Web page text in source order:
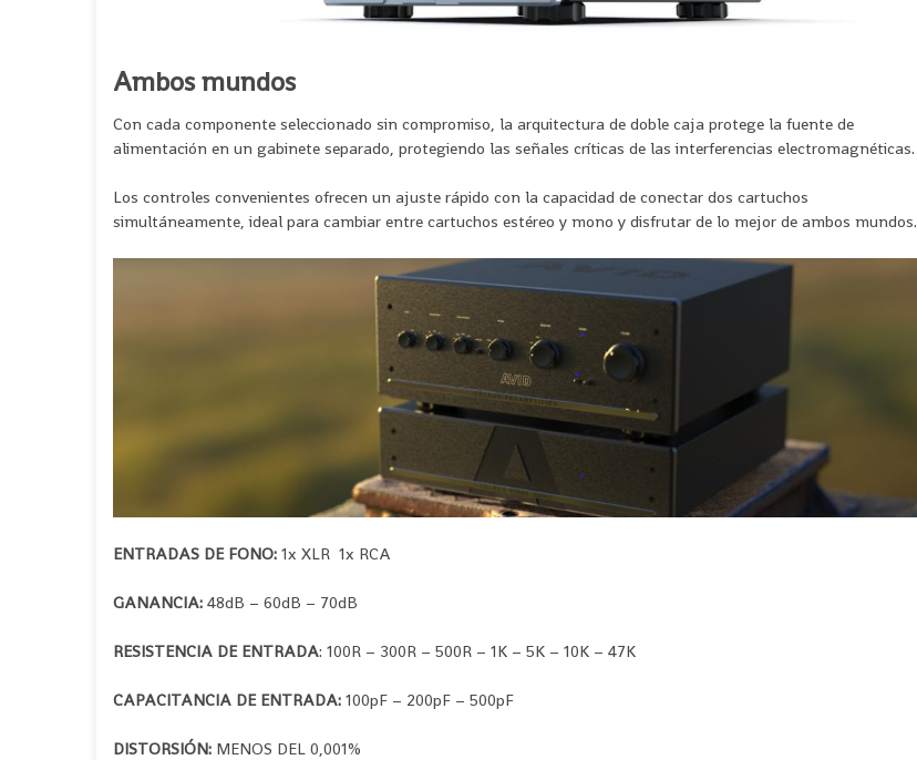
Ambos mundos
Con cada componente seleccionado sin compromiso, la arquitectura de doble caja protege la fuente de
alimentación en un gabinete separado, protegiendo las señales críticas de las interferencias electromagnéticas.
Los controles convenientes ofrecen un ajuste rápido con la capacidad de conectar dos cartuchos
simultáneamente, ideal para cambiar entre cartuchos estéreo y mono y disfrutar de lo mejor de ambos mundos.
ENTRADAS DE FONO: 1x XLR 1x RCA
GANANCIA: 48dB – 60dB – 70dB
RESISTENCIA DE ENTRADA: 100R – 300R – 500R – 1K – 5K – 10K – 47K
CAPACITANCIA DE ENTRADA: 100pF – 200pF – 500pF
DISTORSIÓN: MENOS DEL 0,001%